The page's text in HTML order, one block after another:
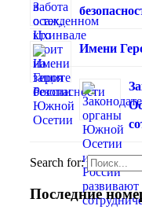
Имени
Search for:
Последние